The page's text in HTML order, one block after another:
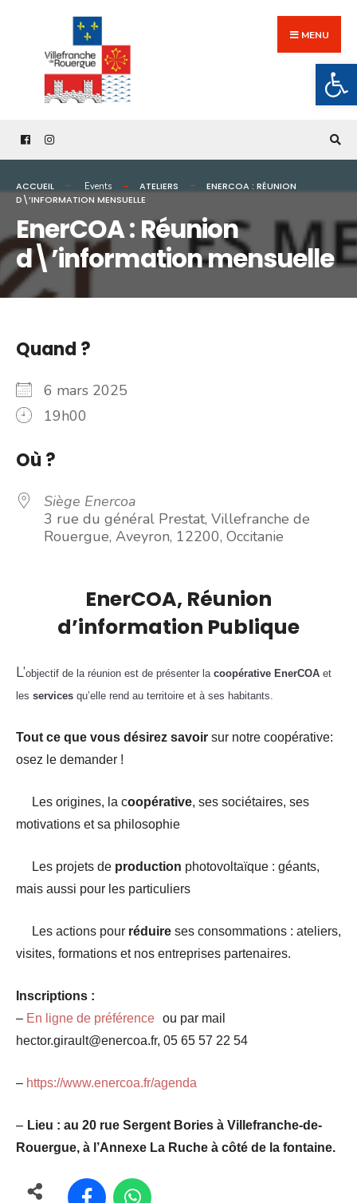
content
MENU
ACCUEIL Events ATELIERS
ENERCOA : RÉUNION
D\’INFORMATION MENSUELLE
EnerCOA : Réunion
d\’information mensuelle
Quand ?
6 mars 2025
19h00
Où ?
Siège Enercoa
3 rue du général Prestat, Villefranche de
Rouergue, Aveyron, 12200, Occitanie
EnerCOA, Réunion
d’information Publique
L’objectif de la réunion est de présenter la coopérative EnerCOA et
les services qu’elle rend au territoire et à ses habitants.
Tout ce que vous désirez savoir sur notre coopérative:
osez le demander !
Les origines, la coopérative, ses sociétaires, ses
motivations et sa philosophie
Les projets de production photovoltaïque : géants,
mais aussi pour les particuliers
Les actions pour réduire ses consommations : ateliers,
visites, formations et nos entreprises partenaires.
Inscriptions :
– En ligne de préférence ou par mail
hector.girault@enercoa.fr, 05 65 57 22 54
– https://www.enercoa.fr/agenda
– Lieu : au 20 rue Sergent Bories à Villefranche-de-
Rouergue, à l’Annexe La Ruche à côté de la fontaine.